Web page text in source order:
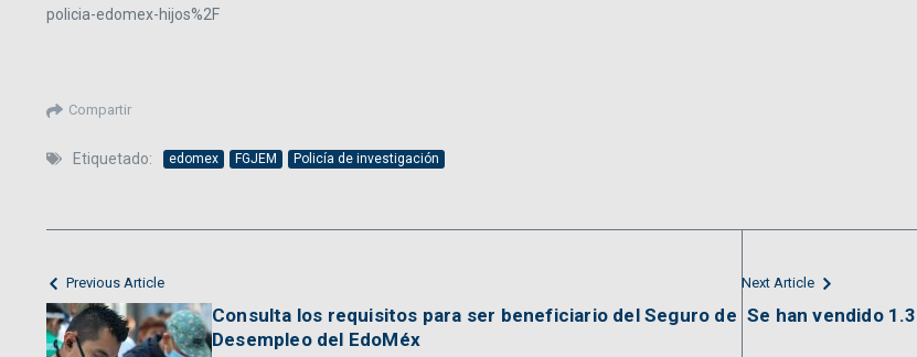
policia-edomex-hijos%2F
Compartir
Etiquetado: edomex FGJEM Policía de investigación
Previous Article
Consulta los requisitos para ser beneficiario del Seguro de
Desempleo del EdoMéx
Next Article
Se han vendido